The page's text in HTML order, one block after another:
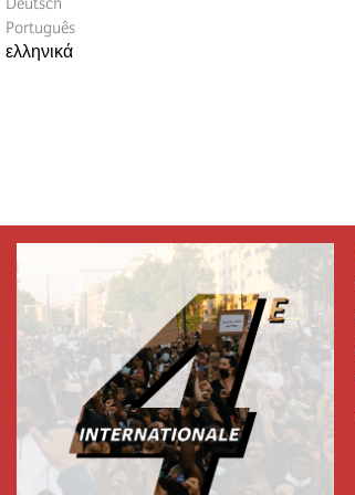
Português
ελληνικά